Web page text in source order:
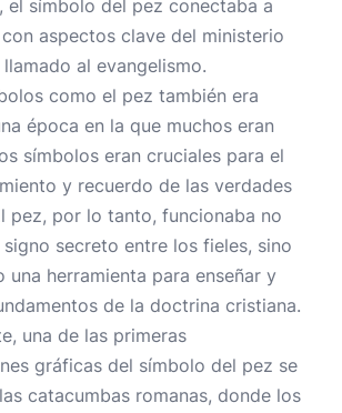
el símbolo del pez conectaba a
aspectos clave del ministerio
al evangelismo.
como el pez también era
época en la que muchos eran
símbolos eran cruciales para el
y recuerdo de las verdades
pez, por lo tanto, funcionaba no
secreto entre los fieles, sino
una herramienta para enseñar y
de la doctrina cristiana.
una de las primeras
gráficas del símbolo del pez se
catacumbas romanas, donde los